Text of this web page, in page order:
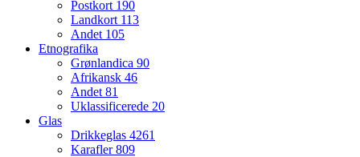
Postkort 190
Landkort 113
Andet 105
Etnografika
Grønlandica 90
Afrikansk 46
Andet 81
Uklassificerede 20
Glas
Drikkeglas 4261
Karafler809